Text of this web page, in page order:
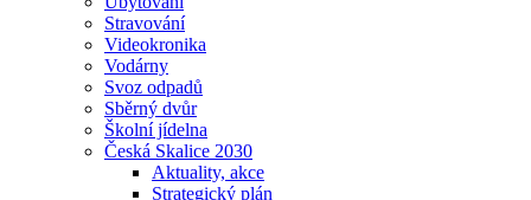
Stravování
Videokronika
Vodárny
Svoz odpadů
Sběrný dvůr
Školní jídelna
Česká Skalice 2030
Aktuality, akce
Strategický plán